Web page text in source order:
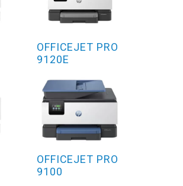
OFFICEJET PRO
9120E
OFFICEJET PRO
9100